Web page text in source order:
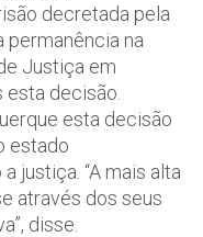
decretada pela
permanência na
Justiça em
esta decisão.
esta decisão
estado
justiça. “A mais alta
através dos seus
disse.